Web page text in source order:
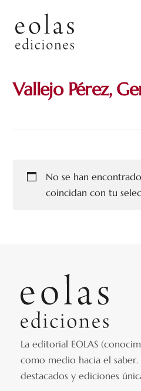
content
Vallejo Pérez,
No se han
coincidan con tu
La editorial EOLAS
como medio hacia el saber.
destacados y ediciones